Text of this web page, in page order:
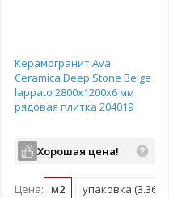
Керамогранит Ava
Ceramica Deep Stone Beige
lappato 2800х1200х6 мм
рядовая плитка 204019
Хорошая цена!
Цена: м2 упаковка (3.36 м2)